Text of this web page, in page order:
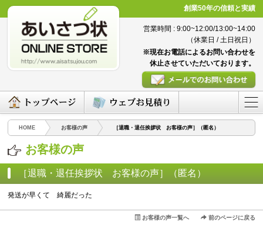
創業50年の信頼と実績
営業時間 : 9:00~12:00/13:00~14:00
（休業日 / 土日祝日）
※現在お電話によるお問い合わせを
休止させていただいております。
HOME お客様の声 ［退職・退任挨拶状 お客様の声］（匿名）
お客様の声
［退職・退任挨拶状 お客様の声］（匿名）
発送が早くて 綺麗だった
お客様の声一覧へ 前のページに戻る